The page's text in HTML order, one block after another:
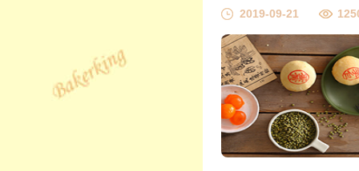
2019-09-21